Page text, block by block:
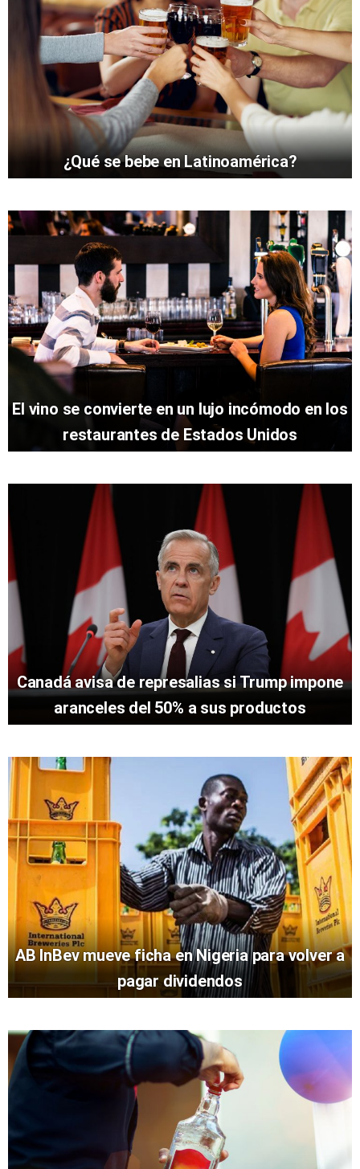
¿Qué se bebe en Latinoamérica?
El vino se convierte en un lujo incómodo en los
restaurantes de Estados Unidos
Canadá avisa de represalias si Trump impone
aranceles del 50% a sus productos
AB InBev mueve ficha en Nigeria para volver a
pagar dividendos